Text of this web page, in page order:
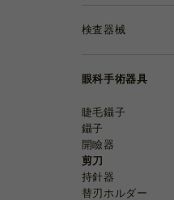
検査器械
眼科手術器具
睫毛鑷子
鑷子
開瞼器
剪刀
持針器
替刃ホルダー